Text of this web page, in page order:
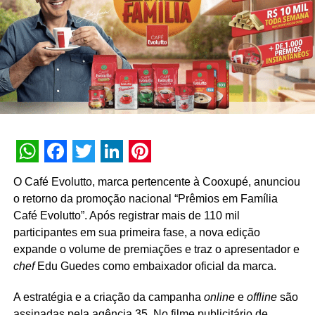
WhatsApp
Facebook
Twitter
LinkedIn
Pinterest
O Café Evolutto, marca pertencente à Cooxupé, anunciou
o retorno da promoção nacional “Prêmios em Família
Café Evolutto”. Após registrar mais de 110 mil
participantes em sua primeira fase, a nova edição
expande o volume de premiações e traz o apresentador e
chefEdu Guedes como embaixador oficial da marca.
A estratégia e a criação da campanha onlinee offlinesão